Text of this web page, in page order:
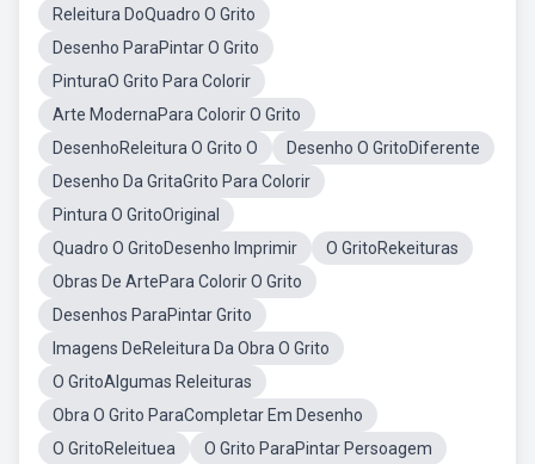
Releitura DoQuadro O Grito
Desenho ParaPintar O Grito
PinturaO Grito Para Colorir
Arte ModernaPara Colorir O Grito
DesenhoReleitura O Grito O
Desenho O GritoDiferente
Desenho Da GritaGrito Para Colorir
Pintura O GritoOriginal
Quadro O GritoDesenho Imprimir
O GritoRekeituras
Obras De ArtePara Colorir O Grito
Desenhos ParaPintar Grito
Imagens DeReleitura Da Obra O Grito
O GritoAlgumas Releituras
Obra O Grito ParaCompletar Em Desenho
O GritoReleituea
O Grito ParaPintar Persoagem